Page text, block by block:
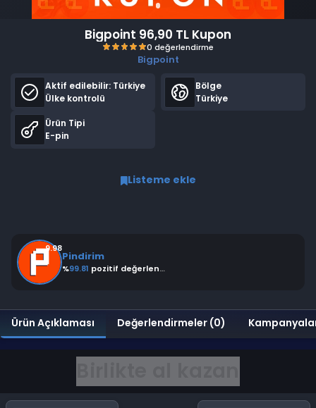
Bigpoint 96,90 TL Kupon
Bigpoint
Aktif edilebilir:Türkiye
Ülke kontrolü
Bölge
Türkiye
Ürün Tipi
E-pin
Listeme ekle
9.98
Pindirim
%99.81 pozitif değerlendirme
Ürün Açıklaması Değerlendirmeler (0)